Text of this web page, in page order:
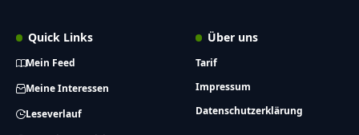
Quick Links
Mein Feed
Meine Interessen
Leseverlauf
Über uns
Tarif
Impressum
Datenschutzerklärung